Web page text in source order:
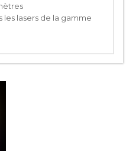
lasers de la gamme